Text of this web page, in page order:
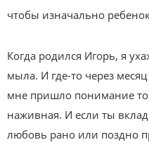
чтобы изначально
Когда родился Игорь, я
мыла. И где-то через
мне пришло понимание
наживная. И если ты
любовь рано или поздно